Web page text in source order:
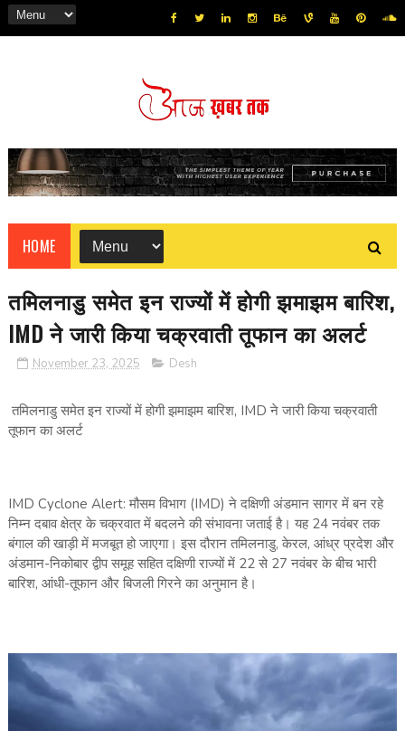
HOME
तमिलनाडु समेत इन राज्यों में होगी झमाझम बारिश,
IMD ने जारी किया चक्रवाती तूफान का अलर्ट
November 23, 2025 Desh
तमिलनाडु समेत इन राज्यों में होगी झमाझम बारिश, IMD ने जारी किया चक्रवाती
तूफान का अलर्ट
IMD Cyclone Alert: मौसम विभाग (IMD) ने दक्षिणी अंडमान सागर में बन रहे
निम्न दबाव क्षेत्र के चक्रवात में बदलने की संभावना जताई है। यह 24 नवंबर तक
बंगाल की खाड़ी में मजबूत हो जाएगा। इस दौरान तमिलनाडु, केरल, आंध्र प्रदेश और
अंडमान-निकोबार द्वीप समूह सहित दक्षिणी राज्यों में 22 से 27 नवंबर के बीच भारी
बारिश, आंधी-तूफान और बिजली गिरने का अनुमान है।